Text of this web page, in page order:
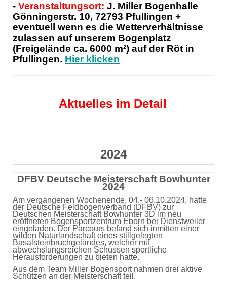
- Veranstaltungsort: J. Miller Bogenhalle
Gönningerstr. 10, 72793 Pfullingen +
eventuell wenn es die Wetterverhältnisse
zulassen auf unserem Bogenplatz
(Freigelände ca. 6000 m²) auf der Röt in
Pfullingen. Hier klicken
Aktuelles im Detail
2024
DFBV Deutsche Meisterschaft Bowhunter
2024
Am vergangenen Wochenende, 04.- 06.10.2024, hatte
der Deutsche Feldbogenverband (DFBV) zur
Deutschen Meisterschaft Bowhunter 3D im neu
eröffneten Bogensportzentrum Eborn bei Dienstweiler
eingeladen. Der Parcours befand sich inmitten einer
wilden Naturlandschaft eines stillgelegten
Basalsteinbruchgeländes, welcher mit
abwechslungsreichen Schüssen sportliche
Herausforderungen zu bieten hatte.
Aus dem Team Miller Bogensport nahmen drei aktive
Schützen an der Meisterschaft teil.